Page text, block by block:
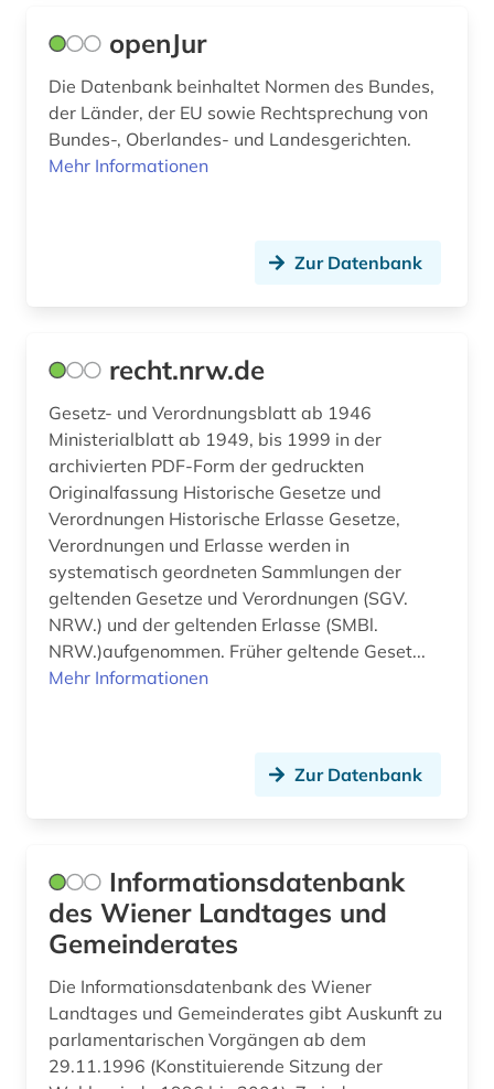
openJur
Die Datenbank beinhaltet Normen des Bundes,
der Länder, der EU sowie Rechtsprechung von
Bundes-, Oberlandes- und Landesgerichten.
Mehr Informationen
Zur Datenbank
recht.nrw.de
Gesetz- und Verordnungsblatt ab 1946
Ministerialblatt ab 1949, bis 1999 in der
archivierten PDF-Form der gedruckten
Originalfassung Historische Gesetze und
Verordnungen Historische Erlasse Gesetze,
Verordnungen und Erlasse werden in
systematisch geordneten Sammlungen der
geltenden Gesetze und Verordnungen (SGV.
NRW.) und der geltenden Erlasse (SMBl.
NRW.)aufgenommen. Früher geltende Geset...
Mehr Informationen
Zur Datenbank
Informationsdatenbank
des Wiener Landtages und
Gemeinderates
Die Informationsdatenbank des Wiener
Landtages und Gemeinderates gibt Auskunft zu
parlamentarischen Vorgängen ab dem
29.11.1996 (Konstituierende Sitzung der